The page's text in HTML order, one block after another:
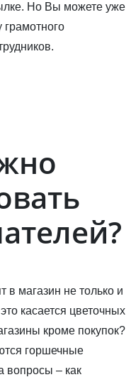
Но Вы можете уже
грамотного
в магазин не только и
касается цветочных
кроме покупок?
горшечные
вопросы – как